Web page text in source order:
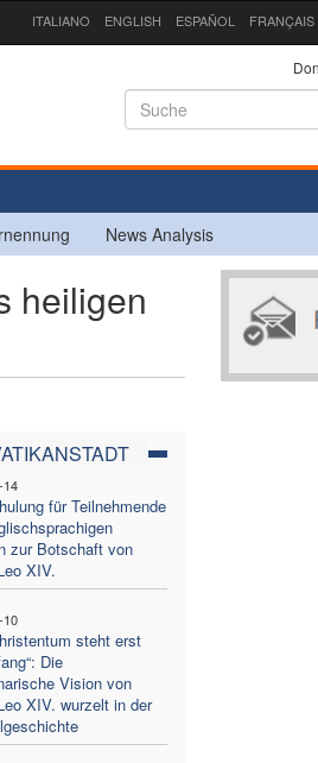
ITALIANO ENGLISH ESPAÑOL FRANÇAIS
News Analysis
heiligen
14
für Teilnehmende
zur Botschaft von
XIV.
10
steht erst
Die
Vision von
XIV. wurzelt in der